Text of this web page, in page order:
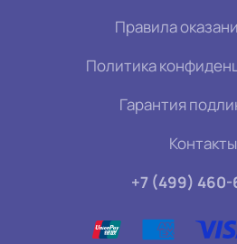
Правила
Политика
Гарантия
Контакты
+7 (499) 460-